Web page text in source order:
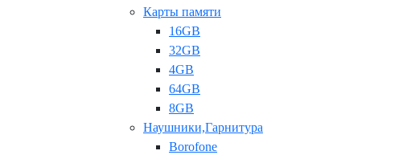
Карты памяти
16GB
32GB
4GB
64GB
8GB
Наушники,Гарнитура
Borofone